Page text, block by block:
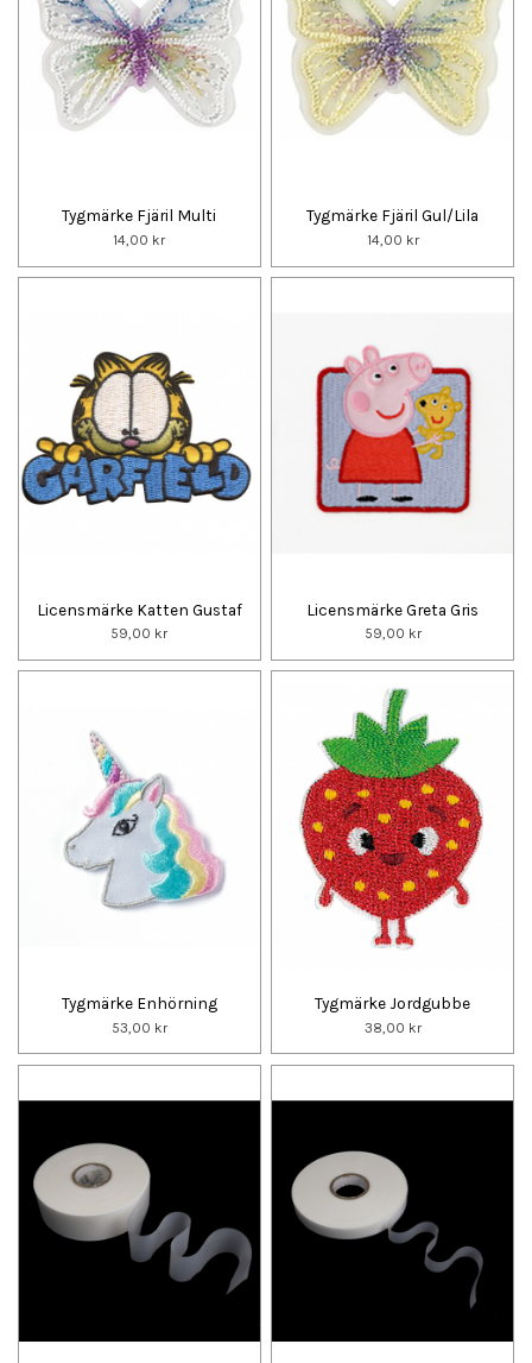
Tygmärke Fjäril Multi
14,00 kr
Tygmärke Fjäril Gul/Lila
14,00 kr
Licensmärke Katten Gustaf
59,00 kr
Licensmärke Greta Gris
59,00 kr
Tygmärke Enhörning
53,00 kr
Tygmärke Jordgubbe
38,00 kr